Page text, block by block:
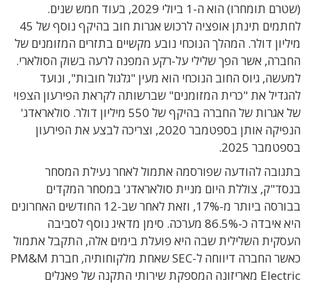
(שטרם תומחרו) הוא ה-1 ביולי 2029, בעוד חמש שנים.
לחתמים תינתן אופציה לרכוש אגרות חוב בהיקף נוסף של 45
מיליון דולר. המהלך הנוכחי נובע מקשיים בתזרים המזומנים של
החברה, אשר הפך שלילי על-רקע המפנה לרעה בשוק הסולארי.
למעשה, גיוס החוב הנוכחי הוא מעין "גלגול חובות", ונועד
להגדיל את "כרית המזומנים" שברשותה לקראת הפירעון הצפוי
של אגרות של החברה בהיקף של 550 מיליון דולר. סולאראדג'
הנפיקה אותן בספטמבר 2020, וצריכה לבצע את הפירעון
בספטמבר 2025.
בתגובה להודעה שפורסמה אתמול לאחר נעילת המסחר
בנסד"ק, צוללת היום מניית סולאראדג' במסחר המקדים
בבורסה ביותר מ-17%, וזאת לאחר שב-12 החודשים האחרונים
היא איבדה כ-86.5% מערכה. סימן מדאיג נוסף לסביבה
העסקית השלילית שבה היא פועלת בימים אלה, התקבל אתמול
כאשר החברה דיווחה ל-SEC שאחת מלקוחותיה, חברת PM&M
Electric מאריזונה המספקת שירותי התקנה של פאנלים